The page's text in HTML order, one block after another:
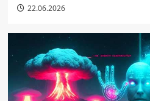
22.06.2026